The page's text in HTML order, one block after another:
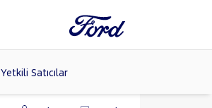
Yetkili Satıcılar